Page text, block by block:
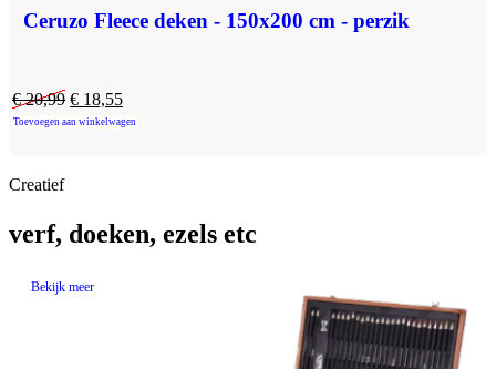
Ceruzo Fleece deken - 150x200 cm - perzik
€20,99 € 18,55
Toevoegen aan winkelwagen
Creatief
verf, doeken, ezels etc
Bekijk meer